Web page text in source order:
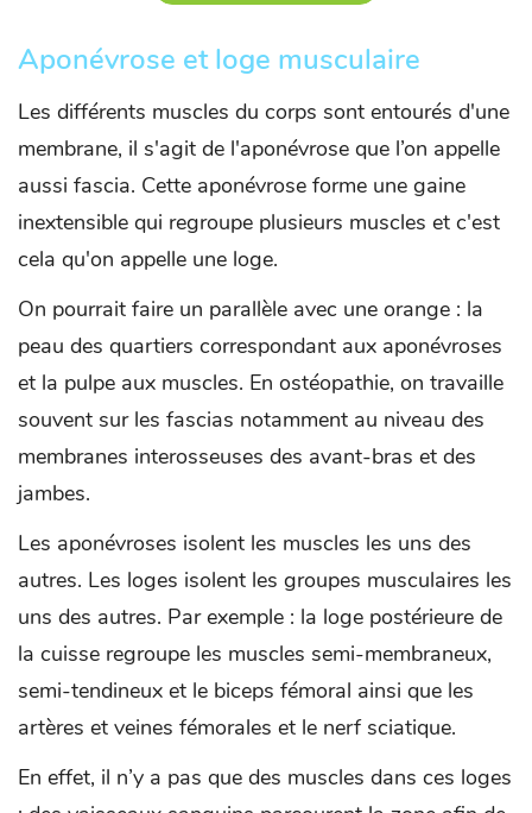
Aponévrose et loge musculaire
Les différents muscles du corps sont entourés d'une
membrane, il s'agit de l'aponévrose que l’on appelle
aussi fascia. Cette aponévrose forme une gaine
inextensible qui regroupe plusieurs muscles et c'est
cela qu'on appelle une loge.
On pourrait faire un parallèle avec une orange : la
peau des quartiers correspondant aux aponévroses
et la pulpe aux muscles. En ostéopathie, on travaille
souvent sur les fascias notamment au niveau des
membranes interosseuses des avant-bras et des
jambes.
Les aponévroses isolent les muscles les uns des
autres. Les loges isolent les groupes musculaires les
uns des autres. Par exemple : la loge postérieure de
la cuisse regroupe les muscles semi-membraneux,
semi-tendineux et le biceps fémoral ainsi que les
artères et veines fémorales et le nerf sciatique.
En effet, il n’y a pas que des muscles dans ces loges